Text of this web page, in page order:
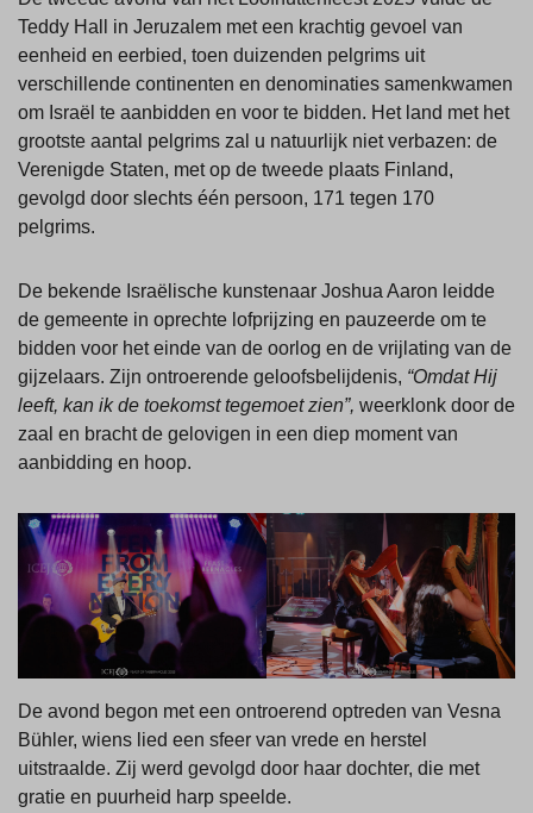
Teddy Hall in Jeruzalem met een krachtig gevoel van
eenheid en eerbied, toen duizenden pelgrims uit
verschillende continenten en denominaties samenkwamen
om Israël te aanbidden en voor te bidden. Het land met het
grootste aantal pelgrims zal u natuurlijk niet verbazen: de
Verenigde Staten, met op de tweede plaats Finland,
gevolgd door slechts één persoon, 171 tegen 170
pelgrims.
De bekende Israëlische kunstenaar Joshua Aaron leidde
de gemeente in oprechte lofprijzing en pauzeerde om te
bidden voor het einde van de oorlog en de vrijlating van de
gijzelaars. Zijn ontroerende geloofsbelijdenis, “Omdat Hij
leeft, kan ik de toekomst tegemoet zien”, weerklonk door de
zaal en bracht de gelovigen in een diep moment van
aanbidding en hoop.
De avond begon met een ontroerend optreden van Vesna
Bühler, wiens lied een sfeer van vrede en herstel
uitstraalde. Zij werd gevolgd door haar dochter, die met
gratie en puurheid harp speelde.